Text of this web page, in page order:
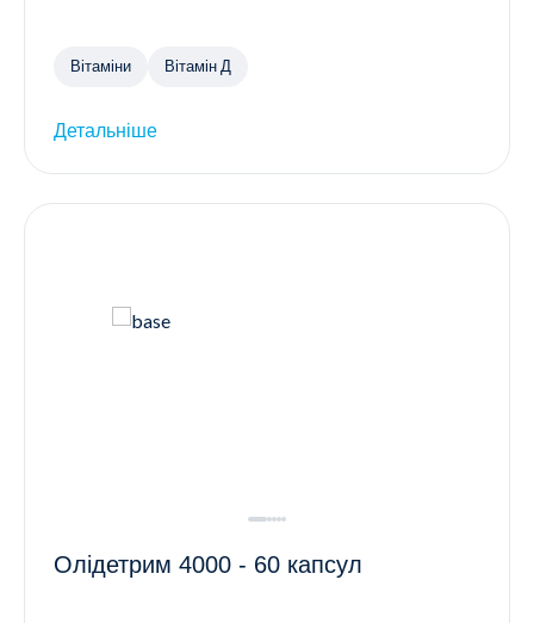
Вітаміни Вітамін Д
Детальніше
Олідетрим 4000 - 60 капсул